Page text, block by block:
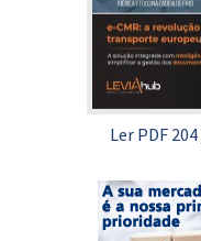
Ler PDF 204